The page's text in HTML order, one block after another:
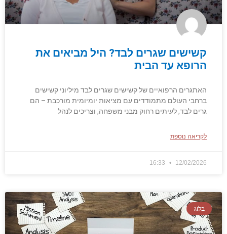
קשישים שגרים לבד? היל מביאים את
הרופא עד הבית
האתגרים הרפואיים של קשישים שגרים לבד מיליוני קשישים
ברחבי העולם מתמודדים עם מציאות יומיומית מורכבת – הם
גרים לבד, לעיתים רחוק מבני משפחה, וצריכים לנהל
לקריאה נוספת
12/02/2026
בלוג